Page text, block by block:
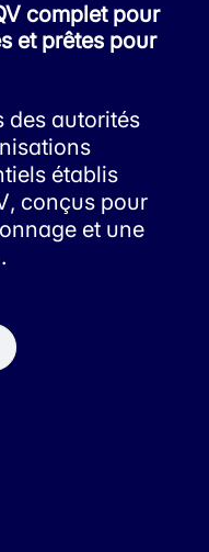
complet pour
et prêtes pour
des autorités
établis
conçus pour
et une